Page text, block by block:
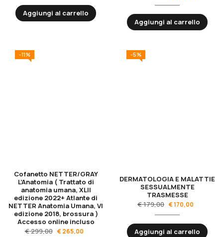
Aggiungi al carrello
Aggiungi al carrello
-11%
Cofanetto NETTER/GRAY
L’Anatomia ( Trattato di
anatomia umana, XLII
edizione 2022+ Atlante di
NETTER Anatomia Umana, VI
edizione 2018, brossura )
Accesso online incluso
€299,00 €265,00
-5%
DERMATOLOGIA E MALATTIE
SESSUALMENTE
TRASMESSE
€179,00 €170,00
Aggiungi al carrello